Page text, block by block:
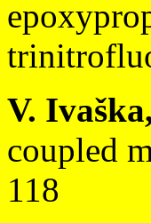
V.
coupled
118